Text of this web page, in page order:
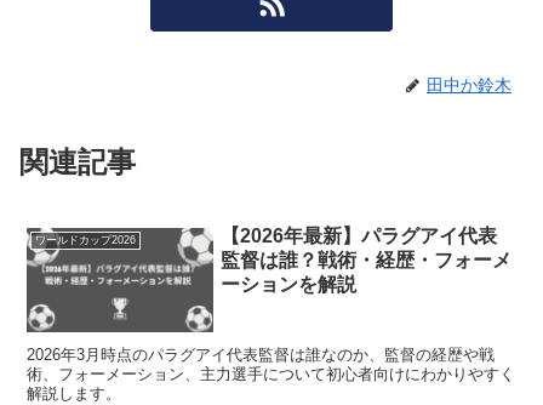
田中か鈴木
関連記事
ワールドカップ2026
【2026年最新】パラグアイ代表
監督は誰？戦術・経歴・フォーメ
ーションを解説
2026年3月時点のパラグアイ代表監督は誰なのか、監督の経歴や戦
術、フォーメーション、主力選手について初心者向けにわかりやすく
解説します。